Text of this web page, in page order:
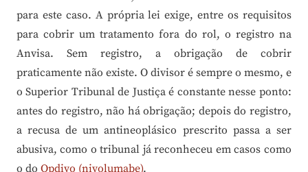
para este caso. A própria lei exige, entre os requisitos
para cobrir um tratamento fora do rol, o registro na
Anvisa. Sem registro, a obrigação de cobrir
praticamente não existe. O divisor é sempre o mesmo, e
o Superior Tribunal de Justiça é constante nesse ponto:
antes do registro, não há obrigação; depois do registro,
a recusa de um antineoplásico prescrito passa a ser
abusiva, como o tribunal já reconheceu em casos como
o do Opdivo (nivolumabe).